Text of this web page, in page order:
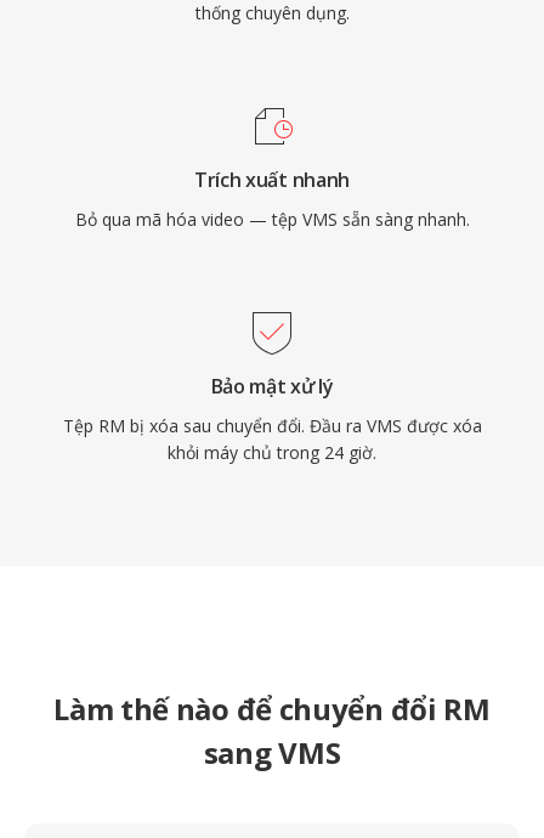
thống chuyên dụng.
Trích xuất nhanh
Bỏ qua mã hóa video — tệp VMS sẵn sàng nhanh.
Bảo mật xử lý
Tệp RM bị xóa sau chuyển đổi. Đầu ra VMS được xóa
khỏi máy chủ trong 24 giờ.
Làm thế nào để chuyển đổi RM
sang VMS